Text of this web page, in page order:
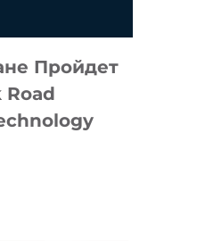
Пройдет